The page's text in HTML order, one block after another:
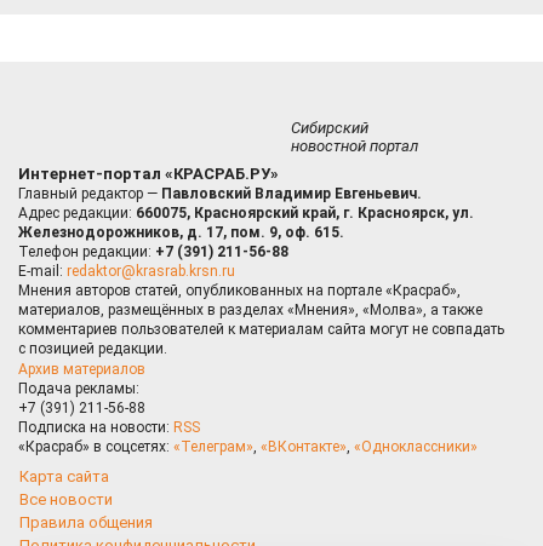
Сибирский
новостной портал
Интернет-портал «КРАСРАБ.РУ»
Главный редактор — Павловский Владимир Евгеньевич.
Адрес редакции: 660075, Красноярский край, г. Красноярск, ул.
Железнодорожников, д. 17, пом. 9, оф. 615.
Телефон редакции: +7 (391) 211-56-88
E-mail: redaktor@krasrab.krsn.ru
Мнения авторов статей, опубликованных на портале «Красраб»,
материалов, размещённых в разделах «Мнения», «Молва», а также
комментариев пользователей к материалам сайта могут не совпадать
с позицией редакции.
Архив материалов
Подача рекламы:
+7 (391) 211-56-88
Подписка на новости: RSS
«Красраб» в соцсетях: «Телеграм», «ВКонтакте», «Одноклассники»
Карта сайта
Все новости
Правила общения